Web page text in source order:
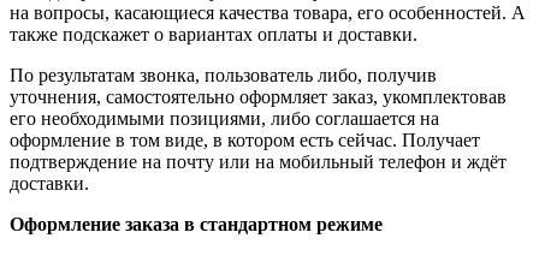
на вопросы, касающиеся качества товара, его особенностей. А
также подскажет о вариантах оплаты и доставки.
По результатам звонка, пользователь либо, получив
уточнения, самостоятельно оформляет заказ, укомплектовав
его необходимыми позициями, либо соглашается на
оформление в том виде, в котором есть сейчас. Получает
подтверждение на почту или на мобильный телефон и ждёт
доставки.
Оформление заказа в стандартном режиме